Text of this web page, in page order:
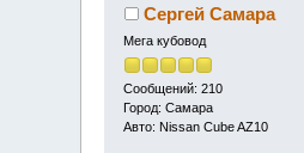
Сергей Самара
Мега кубовод
Сообщений: 210
Город: Самара
Авто: Nissan Cube AZ10